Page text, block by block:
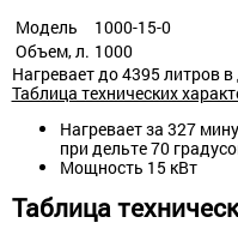
Модель
1000-15-0
Объем, л. 1000
Нагревает до 4395 литров в
Таблица технических
Нагревает за 327
при дельте 70
Мощность 15 кВт
Таблица